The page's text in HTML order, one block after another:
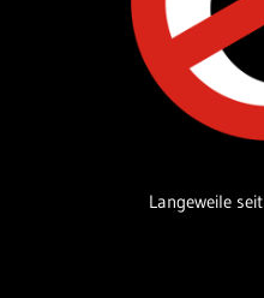
Langeweile seit